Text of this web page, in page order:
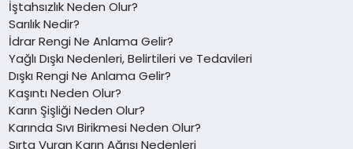
İştahsızlık Neden Olur?
Sarılık Nedir?
İdrar Rengi Ne Anlama Gelir?
Yağlı Dışkı Nedenleri, Belirtileri ve Tedavileri
Dışkı Rengi Ne Anlama Gelir?
Kaşıntı Neden Olur?
Karın Şişliği Neden Olur?
Karında Sıvı Birikmesi Neden Olur?
Sırta Vuran Karın Ağrısı Nedenleri